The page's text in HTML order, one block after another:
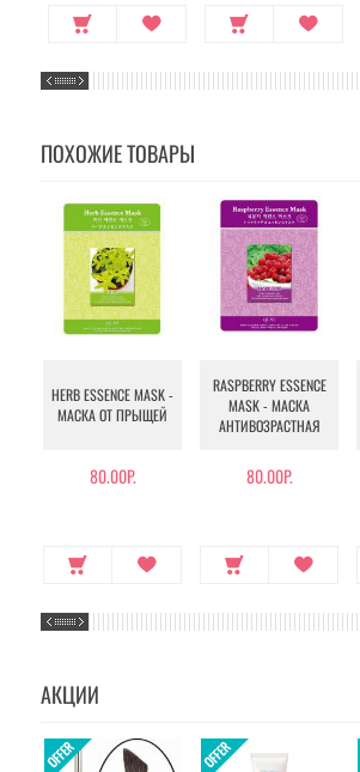
ПОХОЖИЕ ТОВАРЫ
HERB ESSENCE MASK -
МАСКА ОТ ПРЫЩЕЙ
80.00Р.
RASPBERRY ESSENCE
MASK - МАСКА
АНТИВОЗРАСТНАЯ
80.00Р.
АКЦИИ